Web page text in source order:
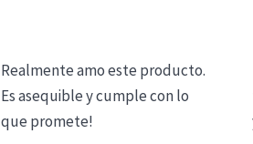
Realmente amo este producto.
Es asequible y cumple con lo
que promete!